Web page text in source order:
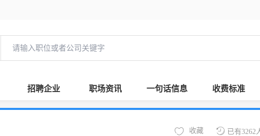
招聘企业 职场资讯 一句话信息 收费标准
已有3262
收藏